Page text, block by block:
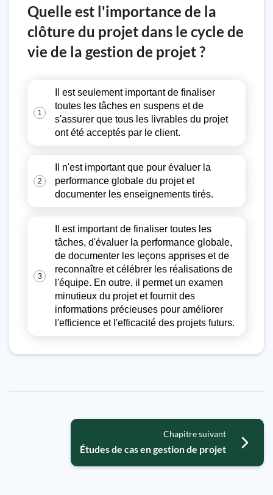
Quelle est l'importance de la
clôture du projet dans le cycle de
vie de la gestion de projet ?
1
Il est seulement important de finaliser
toutes les tâches en suspens et de
s'assurer que tous les livrables du projet
ont été acceptés par le client.
2
Il n'est important que pour évaluer la
performance globale du projet et
documenter les enseignements tirés.
3
Il est important de finaliser toutes les
tâches, d'évaluer la performance globale,
de documenter les leçons apprises et de
reconnaître et célébrer les réalisations de
l'équipe. En outre, il permet un examen
minutieux du projet et fournit des
informations précieuses pour améliorer
l'efficience et l'efficacité des projets futurs.
Chapitre suivant
Études de cas en gestion de projet